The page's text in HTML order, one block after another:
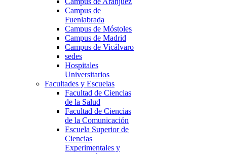
Campus de
Fuenlabrada
Campus de Móstoles
Campus de Madrid
Campus de Vicálvaro
sedes
Hospitales
Universitarios
Facultades y Escuelas
Facultad de Ciencias
de la Salud
Facultad de Ciencias
de la Comunicación
Escuela Superior de
Ciencias
Experimentales y